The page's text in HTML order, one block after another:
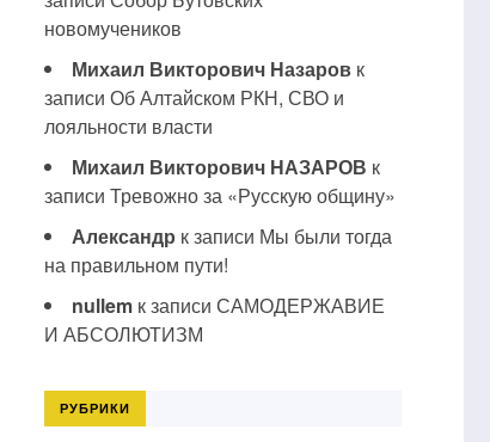
новомучеников
Михаил Викторович Назаровк
записи Об Алтайском РКН, СВО и
лояльности власти
Михаил Викторович НАЗАРОВ к
записи Тревожно за «Русскую общину»
Александр к записи Мы были тогда
на правильном пути!
nullemк записи САМОДЕРЖАВИЕ
И АБСОЛЮТИЗМ
РУБРИКИ